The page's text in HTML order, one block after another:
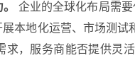
企业的全球化布局需
本地化运营、市场测
求，服务商能否提供灵